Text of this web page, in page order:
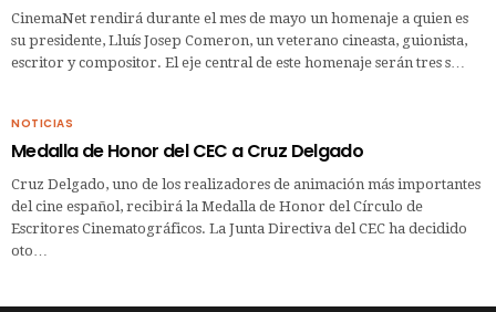
CinemaNet rendirá durante el mes de mayo un homenaje a quien es
su presidente, Lluís Josep Comeron, un veterano cineasta, guionista,
escritor y compositor. El eje central de este homenaje serán tres s…
NOTICIAS
Medalla de Honor del CEC a Cruz Delgado
Cruz Delgado, uno de los realizadores de animación más importantes
del cine español, recibirá la Medalla de Honor del Círculo de
Escritores Cinematográficos. La Junta Directiva del CEC ha decidido
oto…